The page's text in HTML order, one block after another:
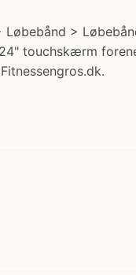
>
touchskærm